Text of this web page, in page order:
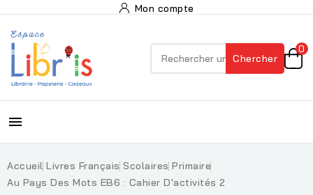
Mon compte
Chercher
0

Accueil Livres Français Scolaires Primaire
Au Pays Des Mots EB6 : Cahier D'activités 2